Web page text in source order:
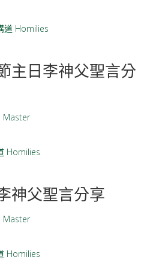
道 Homilies
主日李神父聖言分
Master
Homilies
神父聖言分享
Master
Homilies